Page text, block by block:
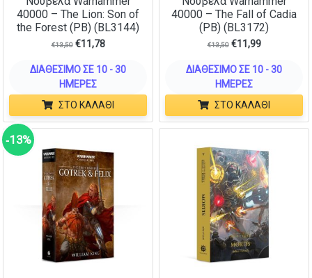
40000 – The Lion: Son of
the Forest (PB) (BL3144)
€13,50 €11,78
ΔΙΑΘΈΣΙΜΟ ΣΕ 10 - 30
ΗΜΈΡΕΣ
ΣΤΟ ΚΑΛΆΘΙ
40000 – The Fall of Cadia
(PB) (BL3172)
€13,50 €11,99
ΔΙΑΘΈΣΙΜΟ ΣΕ 10 - 30
ΗΜΈΡΕΣ
ΣΤΟ ΚΑΛΆΘΙ
‑13%